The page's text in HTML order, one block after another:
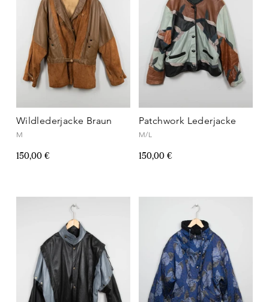
Wildlederjacke Braun
M
150,00 €
Patchwork Lederjacke
M/L
150,00 €